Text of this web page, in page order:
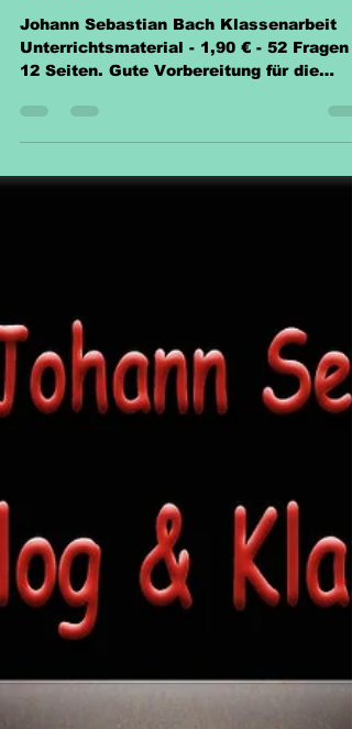
Unterrichtsmaterial
Johann Sebastian Bach Klassenarbeit
Unterrichtsmaterial - 1,90 € - 52 Fragen –
12 Seiten. Gute Vorbereitung für die